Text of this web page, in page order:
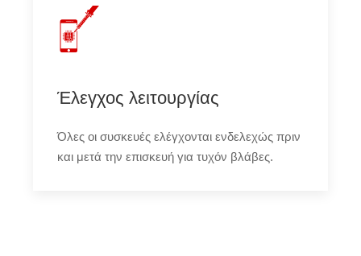
Έλεγχος λειτουργίας
Όλες οι συσκευές ελέγχονται ενδελεχώς πριν
και μετά την επισκευή για τυχόν βλάβες.